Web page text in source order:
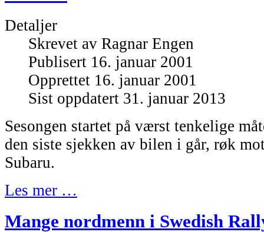
Detaljer
Skrevet av Ragnar Engen
Publisert 16. januar 2001
Opprettet 16. januar 2001
Sist oppdatert 31. januar 2013
Sesongen startet på værst tenkelige
den siste sjekken av bilen i går, røk
Subaru.
Les mer …
Mange nordmenn i Swedish